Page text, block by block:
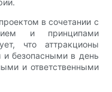
в сочетании с
и принципами
что аттракционы
и безопасными в день
и ответственными